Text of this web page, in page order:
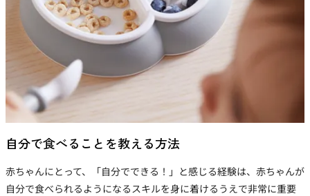
自分で食べることを教える方法
赤ちゃんにとって、「自分でできる！」と感じる経験は、赤ちゃんが
自分で食べられるようになるスキルを身に着けるうえで非常に重要